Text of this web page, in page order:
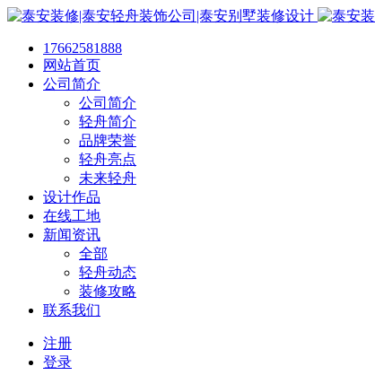
17662581888
网站首页
公司简介
公司简介
轻舟简介
品牌荣誉
轻舟亮点
未来轻舟
设计作品
在线工地
新闻资讯
全部
轻舟动态
装修攻略
联系我们
注册
登录